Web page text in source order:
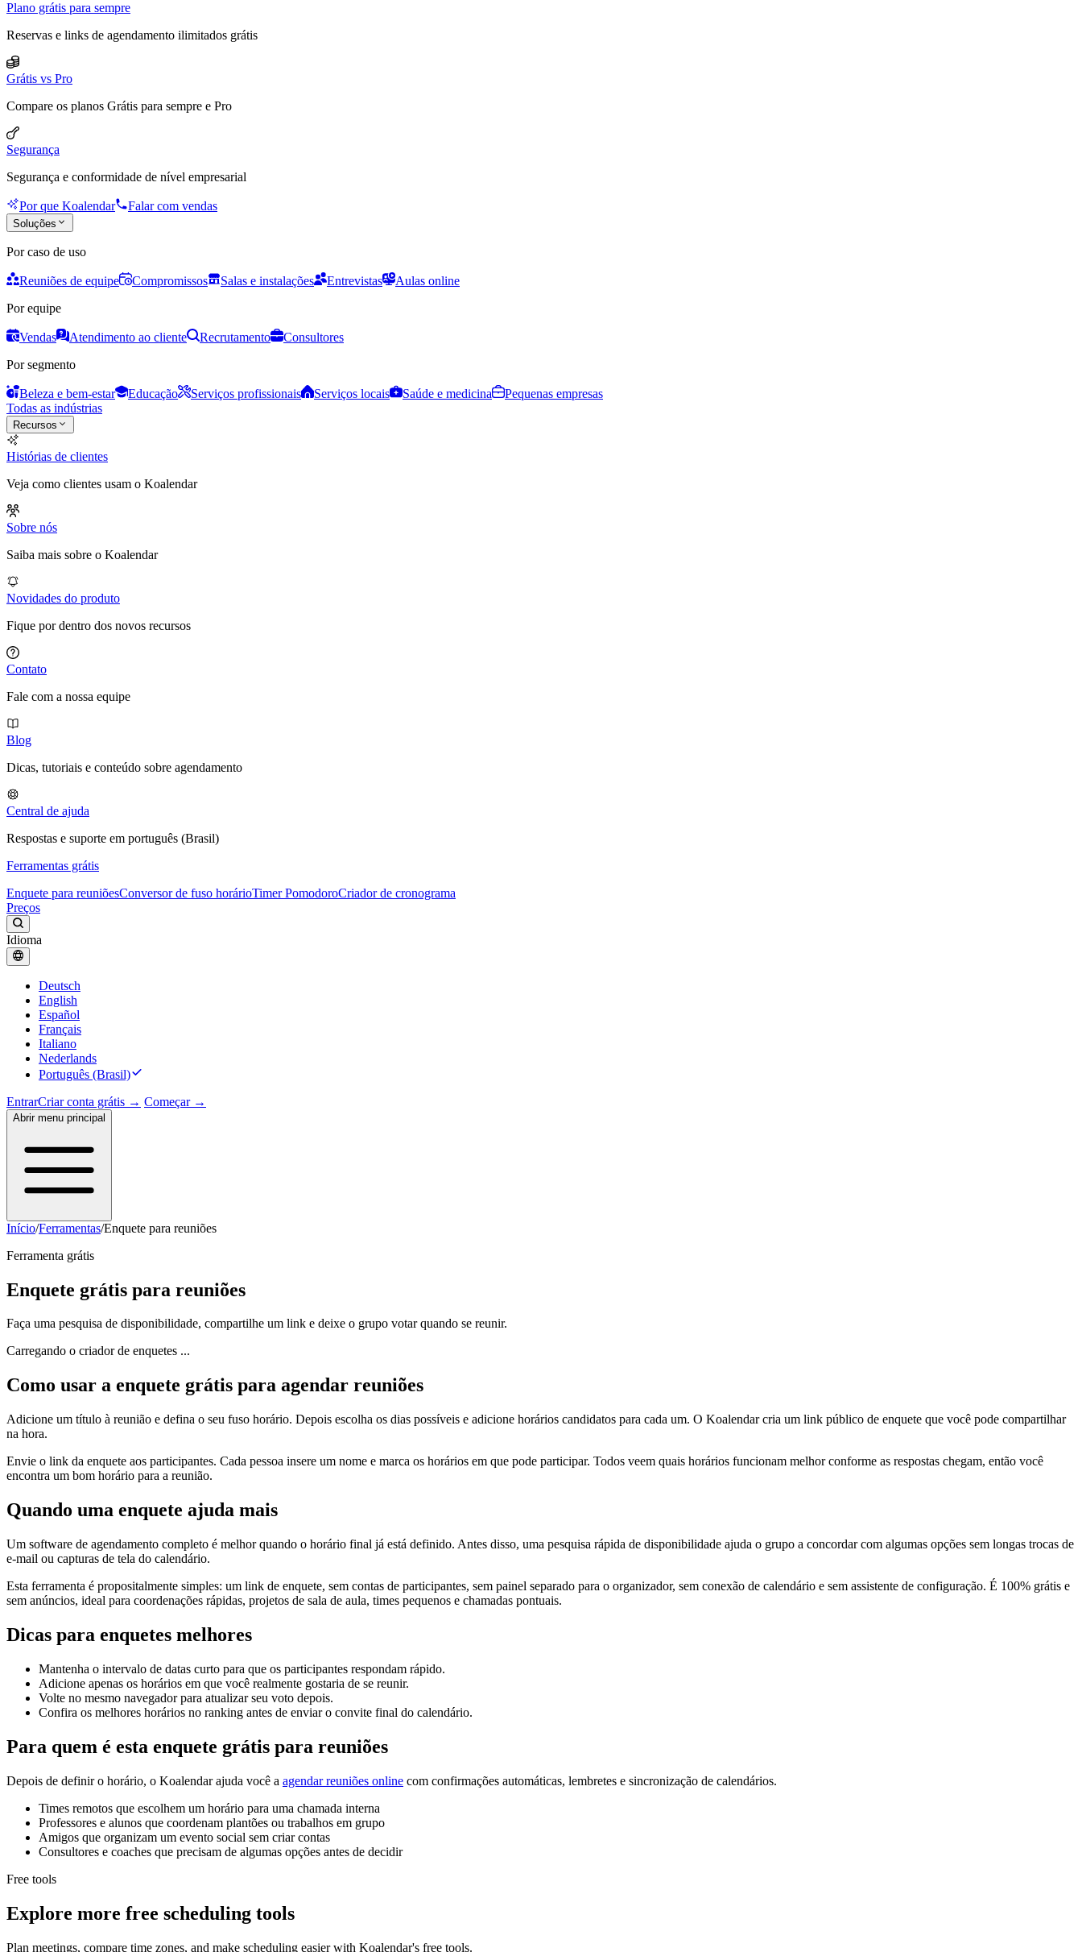
Plano grátis para sempre
Reservas e links de agendamento ilimitados grátis
Grátis vs Pro
Compare os planos Grátis para sempre e Pro
Segurança
Segurança e conformidade de nível empresarial
Por que Koalendar Falar com vendas
Soluções
Por caso de uso
Reuniões de equipe Compromissos Salas e instalações Entrevistas
Aulas online
Por equipe
Vendas Atendimento ao cliente Recrutamento
Consultores
Por segmento
Beleza e bem-estar Educação Serviços profissionais Serviços locais Saúde e medicina
Pequenas empresas
Todas as indústrias
Recursos
Histórias de clientes
Veja como clientes usam o Koalendar
Sobre nós
Saiba mais sobre o Koalendar
Novidades do produto
Fique por dentro dos novos recursos
Contato
Fale com a nossa equipe
Blog
Dicas, tutoriais e conteúdo sobre agendamento
Central de ajuda
Respostas e suporte em português (Brasil)
Ferramentas grátis
Enquete para reuniõesConversor de fuso horárioTimer PomodoroCriador de cronograma
Preços
Idioma
Deutsch
English
Español
Français
Italiano
Nederlands
Português (Brasil)
EntrarCriar conta grátis → Começar →
Abrir menu principal
Início/Ferramentas/Enquete para reuniões
Ferramenta grátis
Enquete grátis para reuniões
Faça uma pesquisa de disponibilidade, compartilhe um link e deixe o grupo votar quando se reunir.
Carregando o criador de enquetes ...
Como usar a enquete grátis para agendar reuniões
Adicione um título à reunião e defina o seu fuso horário. Depois escolha os dias possíveis e adicione horários candidatos para cada um. O Koalendar cria um link público de enquete que você pode compartilhar
na hora.
Envie o link da enquete aos participantes. Cada pessoa insere um nome e marca os horários em que pode participar. Todos veem quais horários funcionam melhor conforme as respostas chegam, então você
encontra um bom horário para a reunião.
Quando uma enquete ajuda mais
Um software de agendamento completo é melhor quando o horário final já está definido. Antes disso, uma pesquisa rápida de disponibilidade ajuda o grupo a concordar com algumas opções sem longas trocas de
e-mail ou capturas de tela do calendário.
Esta ferramenta é propositalmente simples: um link de enquete, sem contas de participantes, sem painel separado para o organizador, sem conexão de calendário e sem assistente de configuração. É 100% grátis e
sem anúncios, ideal para coordenações rápidas, projetos de sala de aula, times pequenos e chamadas pontuais.
Dicas para enquetes melhores
Mantenha o intervalo de datas curto para que os participantes respondam rápido.
Adicione apenas os horários em que você realmente gostaria de se reunir.
Volte no mesmo navegador para atualizar seu voto depois.
Confira os melhores horários no ranking antes de enviar o convite final do calendário.
Para quem é esta enquete grátis para reuniões
Depois de definir o horário, o Koalendar ajuda você a agendar reuniões online com confirmações automáticas, lembretes e sincronização de calendários.
Times remotos que escolhem um horário para uma chamada interna
Professores e alunos que coordenam plantões ou trabalhos em grupo
Amigos que organizam um evento social sem criar contas
Consultores e coaches que precisam de algumas opções antes de decidir
Free tools
Explore more free scheduling tools
Plan meetings, compare time zones, and make scheduling easier with Koalendar's free tools.